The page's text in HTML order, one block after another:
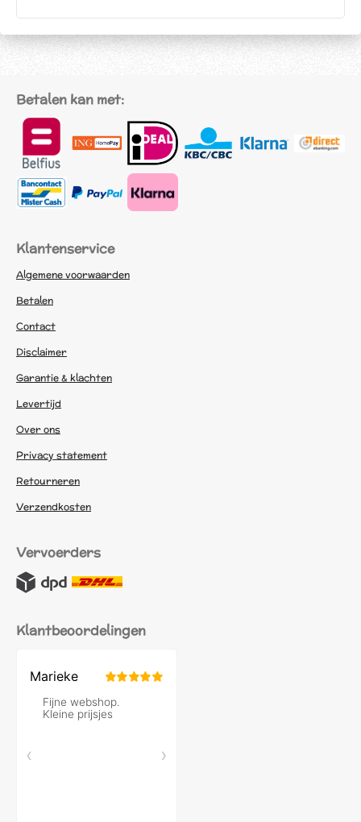
Betalen kan met:
Klantenservice
Algemene voorwaarden
Betalen
Contact
Disclaimer
Garantie & klachten
Levertijd
Over ons
Privacy statement
Retourneren
Verzendkosten
Vervoerders
Klantbeoordelingen